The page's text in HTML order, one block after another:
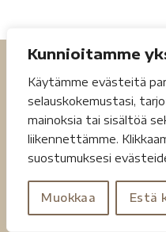
Kunnioitamme
Käytämme evästeitä
selauskokemustasi,
mainoksia tai sisältöä
liikennettämme.
suostumuksesi
Muokkaa Estä
Copyright